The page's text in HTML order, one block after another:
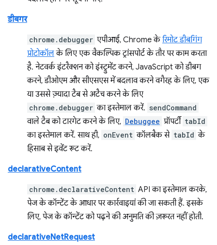
डीबगर
chrome.debugger एपीआई, Chrome केरिमोट डीबगिंग
प्रोटोकॉलके लिए एक वैकल्पिक ट्रांसपोर्ट के तौर पर काम करता
है. नेटवर्क इंटरैक्शन को इंस्ट्रुमेंट करने, JavaScript को डीबग
करने, डीओएम और सीएसएस में बदलाव करने वगैरह के लिए, एक
या उससे ज़्यादा टैब से अटैच करने के लिए
chrome.debugger का इस्तेमाल करें. sendCommand
वाले टैब को टारगेट करने के लिए, Debuggee प्रॉपर्टी tabId
का इस्तेमाल करें. साथ ही, onEvent कॉलबैक से tabId के
हिसाब से इवेंट रूट करें.
declarativeContent
chrome.declarativeContent API का इस्तेमाल करके,
पेज के कॉन्टेंट के आधार पर कार्रवाइयां की जा सकती हैं. इसके
लिए, पेज के कॉन्टेंट को पढ़ने की अनुमति की ज़रूरत नहीं होती.
declarativeNetRequest